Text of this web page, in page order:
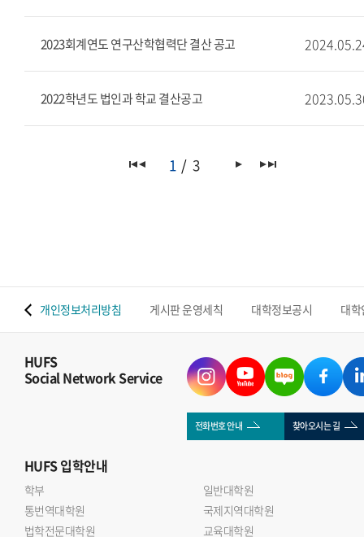
2023회계연도 연구산학협력단 결산 공고
2022학년도 법인과 학교 결산공고
1 3
개인정보처리방침 게시판 운영세칙 대학정보공시 대
HUFS
Social Network Service
전화번호 안내 찾아오시는 길
HUFS입학안내
학부
일반대학원
통번역대학원
국제지역대학원
법학전문대학원
교육대학원